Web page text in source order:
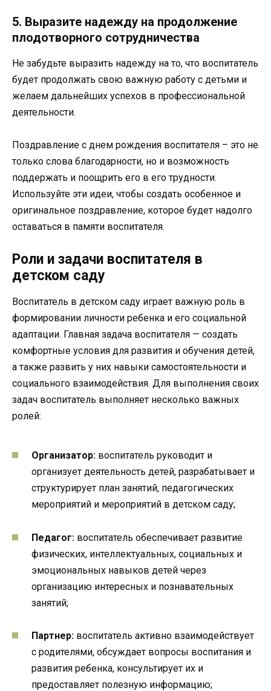
5. Выразите надежду на продолжение
плодотворного сотрудничества
Не забудьте выразить надежду на то, что воспитатель
будет продолжать свою важную работу с детьми и
желаем дальнейших успехов в профессиональной
деятельности.
Поздравление с днем рождения воспитателя – это не
только слова благодарности, но и возможность
поддержать и поощрить его в его трудности.
Используйте эти идеи, чтобы создать особенное и
оригинальное поздравление, которое будет надолго
оставаться в памяти воспитателя.
Роли и задачи воспитателя в
детском саду
Воспитатель в детском саду играет важную роль в
формировании личности ребенка и его социальной
адаптации. Главная задача воспитателя — создать
комфортные условия для развития и обучения детей,
а также развить у них навыки самостоятельности и
социального взаимодействия. Для выполнения своих
задач воспитатель выполняет несколько важных
ролей:
Организатор: воспитатель руководит и
организует деятельность детей, разрабатывает и
структурирует план занятий, педагогических
мероприятий и мероприятий в детском саду;
Педагог: воспитатель обеспечивает развитие
физических, интеллектуальных, социальных и
эмоциональных навыков детей через
организацию интересных и познавательных
занятий;
Партнер: воспитатель активно взаимодействует
с родителями, обсуждает вопросы воспитания и
развития ребенка, консультирует их и
предоставляет полезную информацию;